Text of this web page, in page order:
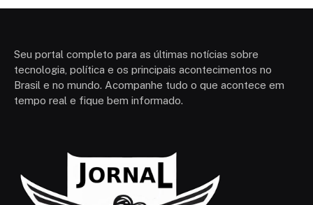
Seu portal completo para as últimas notícias sobre
tecnologia, política e os principais acontecimentos no
Brasil e no mundo. Acompanhe tudo o que acontece em
tempo real e fique bem informado.